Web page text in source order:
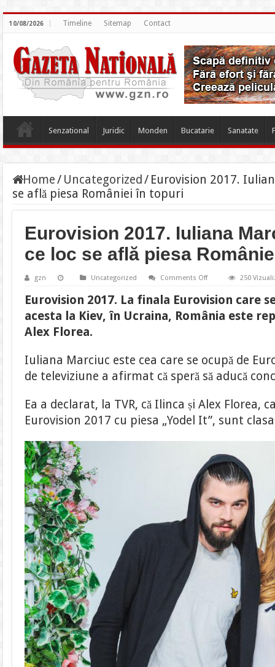
10/08/2026 Timeline Sitemap Contact
Senzational Juridic Monden Bucatarie Sanatate
Home/ Uncategorized / Eurovision 2017.
se află piesa României în topuri
Eurovision 2017. Iuliana
ce loc se află piesa
gzn Uncategorized Comments Offon
2017.
Iuliana
Marciuc
spune
află
piesa
României
în
250
Eurovision 2017. La finala Eurovision care
acesta la Kiev, în Ucraina, România este
Alex Florea.
Iuliana Marciuc este cea care se ocupă de
de televiziune a afirmat că speră să aducă
Ea a declarat, la TVR, că Ilinca și Alex Florea,
Eurovision 2017 cu piesa „Yodel It”, sunt